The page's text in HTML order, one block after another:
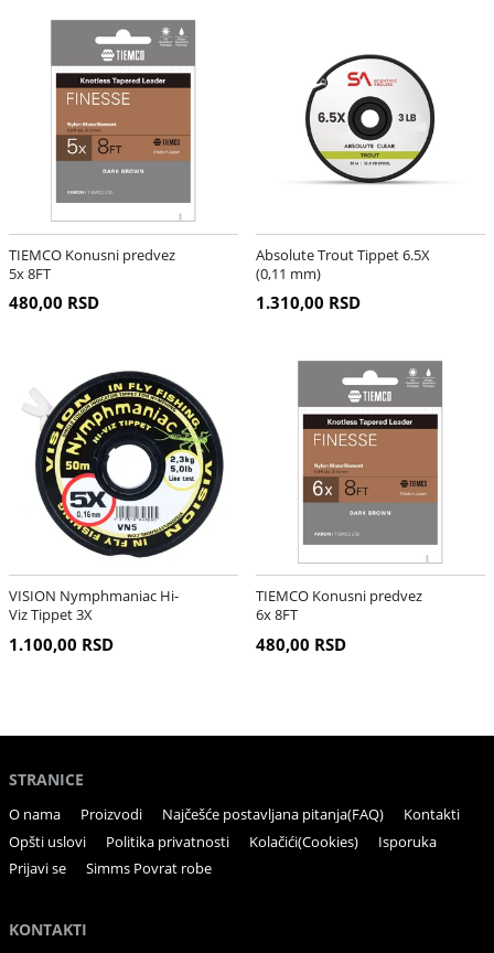
TIEMCO Konusni predvez
5x 8FT
480,00 RSD
Absolute Trout Tippet 6.5X
(0,11 mm)
1.310,00 RSD
VISION Nymphmaniac Hi-
Viz Tippet 3X
1.100,00 RSD
TIEMCO Konusni predvez
6x 8FT
480,00 RSD
STRANICE
O nama Proizvodi Najčešće postavljana pitanja(FAQ)
Kontakti
Opšti uslovi
Politika privatnosti Kolačići(Cookies)
Isporuka
Prijavi se
Simms Povrat robe
KONTAKTI